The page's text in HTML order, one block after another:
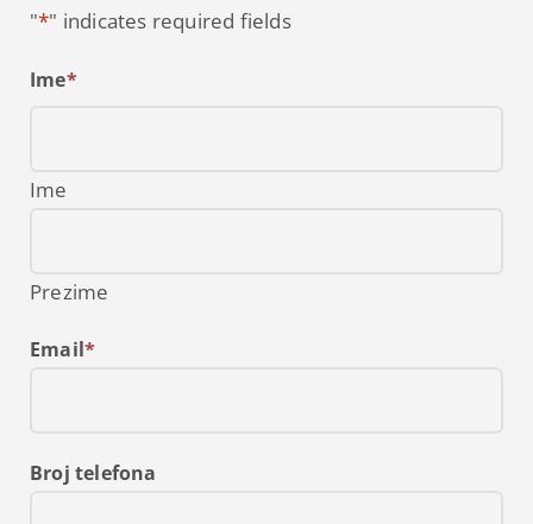
"*" indicates required fields
Ime*
Ime
Prezime
Email*
Broj telefona